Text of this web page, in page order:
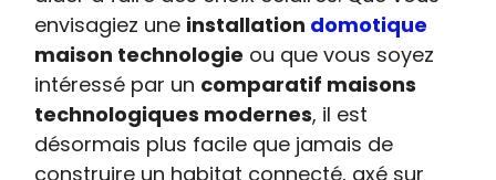
envisagiez une installation domotique
maison technologie ou que vous soyez
intéressé par un comparatif maisons
technologiques modernes, il est
désormais plus facile que jamais de
construire un habitat connecté, axé sur